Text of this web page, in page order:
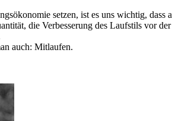
setzen, ist es uns wichtig,
die Verbesserung des Laufstils vor
auch: Mitlaufen.